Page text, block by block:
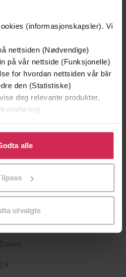
(informasjonskapsler). Vi
nettsiden (Nødvendige)
på vår nettside (Funksjonelle)
for hvordan nettsiden vår blir
den (Statistiske)
deg relevante produkter,
å gi oss ditt samtykke til å
formålene. Du kan også
formål ved å klikke
alle
utvalgte
Utskudd
EBOK
(forfatter),